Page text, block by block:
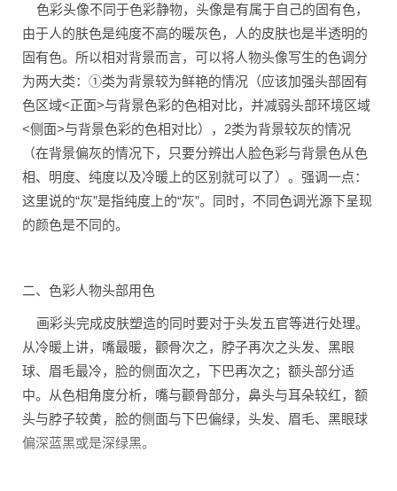
色彩头像不同于色彩静物，头像是有属于自己的固有色，
由于人的肤色是纯度不高的暖灰色，人的皮肤也是半透明的
固有色。所以相对背景而言，可以将人物头像写生的色调分
为两大类：①类为背景较为鲜艳的情况（应该加强头部固有
色区域<正面>与背景色彩的色相对比，并减弱头部环境区域
<侧面>与背景色彩的色相对比），2类为背景较灰的情况
（在背景偏灰的情况下，只要分辨出人脸色彩与背景色从色
相、明度、纯度以及冷暖上的区别就可以了）。强调一点：
这里说的“灰”是指纯度上的“灰”。同时，不同色调光源下呈现
的颜色是不同的。
二、色彩人物头部用色
画彩头完成皮肤塑造的同时要对于头发五官等进行处理。
从冷暖上讲，嘴最暖，颧骨次之，脖子再次之头发、黑眼
球、眉毛最冷，脸的侧面次之，下巴再次之；额头部分适
中。从色相角度分析，嘴与颧骨部分，鼻头与耳朵较红，额
头与脖子较黄，脸的侧面与下巴偏绿，头发、眉毛、黑眼球
偏深蓝黑或是深绿黑。